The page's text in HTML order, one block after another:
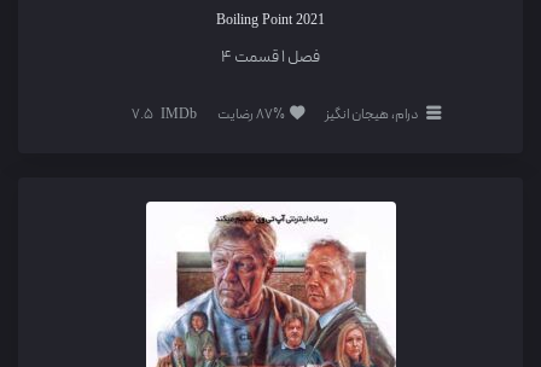
Boiling Point 2021
فصل 1 قسمت 4
درام، هیجان انگیز 87% رضایت 7.5